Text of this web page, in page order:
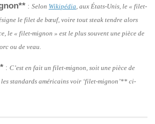
: Selon Wikipédia , aux États-Unis, le « filet-
le filet de bœuf, voire tout steak tendre alors
le « filet-mignon » est le plus souvent une pièce de
ou de veau.
: C’est en fait un filet-mignon, soit une pièce de
standards américains voir ‘filet-mignon’** ci-